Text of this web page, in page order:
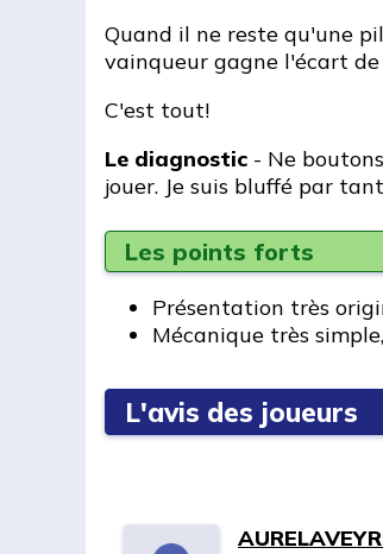
Quand il ne reste qu'une
vainqueur gagne l'écart
C'est tout!
Le diagnostic - Ne
jouer. Je suis bluffé par
Les points forts
Présentation très
Mécanique très
L'avis des joueurs